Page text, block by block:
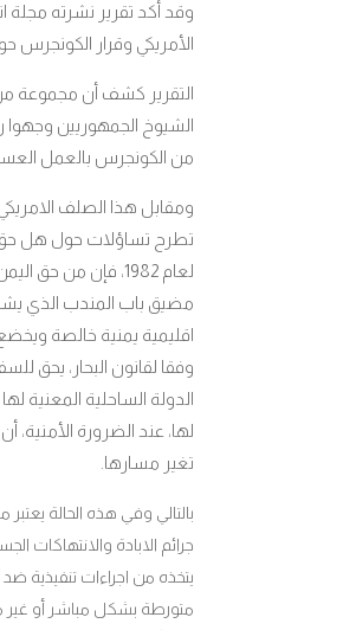
وقد أكد تقرير نشرته مجلة
الأمريكي وقرار الكونجرس
التقرير كشف أن مجموعة
الشيوخ الجمهوريين
من الكونجرس بالعمل
ومقابل هذا الصلف
تطرح تساؤلات حول هل حق
لعام 1982، فإن من
مضيق باب المندب الذي
اقليمية يمنية خالصة
وفقا لقانون البحار، يحق
الدولة الساحلية المعنية
لها، عند الضرورة
تغير مسارها.
بالتالي وفي هذه الحالة
جرائم الابادة
يتخذه من اجراءات تنفيذية